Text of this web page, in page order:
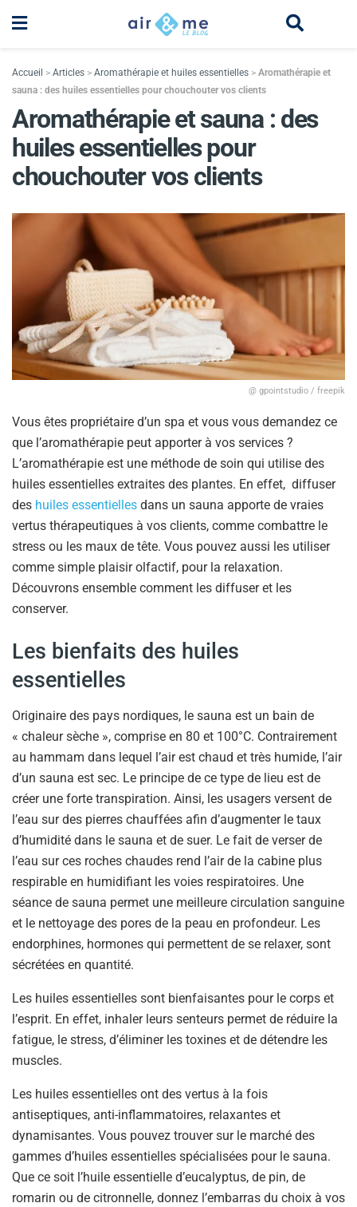
Accueil > Articles > Aromathérapie et huiles essentielles > Aromathérapie et
sauna : des huiles essentielles pour chouchouter vos clients
Aromathérapie et sauna : des
huiles essentielles pour
chouchouter vos clients
@ gpointstudio / freepik
Vous êtes propriétaire d’un spa et vous vous demandez ce
que l’aromathérapie peut apporter à vos services ?
L’aromathérapie est une méthode de soin qui utilise des
huiles essentielles extraites des plantes. En effet, diffuser
des huiles essentielles dans un sauna apporte de vraies
vertus thérapeutiques à vos clients, comme combattre le
stress ou les maux de tête. Vous pouvez aussi les utiliser
comme simple plaisir olfactif, pour la relaxation.
Découvrons ensemble comment les diffuser et les
conserver.
Les bienfaits des huiles
essentielles
Originaire des pays nordiques, le sauna est un bain de
« chaleur sèche », comprise en 80 et 100°C. Contrairement
au hammam dans lequel l’air est chaud et très humide, l’air
d’un sauna est sec. Le principe de ce type de lieu est de
créer une forte transpiration. Ainsi, les usagers versent de
l’eau sur des pierres chauffées afin d’augmenter le taux
d’humidité dans le sauna et de suer. Le fait de verser de
l’eau sur ces roches chaudes rend l’air de la cabine plus
respirable en humidifiant les voies respiratoires. Une
séance de sauna permet une meilleure circulation sanguine
et le nettoyage des pores de la peau en profondeur. Les
endorphines, hormones qui permettent de se relaxer, sont
sécrétées en quantité.
Les huiles essentielles sont bienfaisantes pour le corps et
l’esprit. En effet, inhaler leurs senteurs permet de réduire la
fatigue, le stress, d’éliminer les toxines et de détendre les
muscles.
Les huiles essentielles ont des vertus à la fois
antiseptiques, anti-inflammatoires, relaxantes et
dynamisantes. Vous pouvez trouver sur le marché des
gammes d’huiles essentielles spécialisées pour le sauna.
Que ce soit l’huile essentielle d’eucalyptus, de pin, de
romarin ou de citronnelle, donnez l’embarras du choix à vos